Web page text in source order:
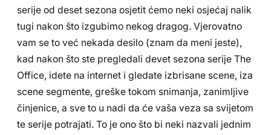
serije od deset sezona osjetit ćemo neki osjećaj nalik
tugi nakon što izgubimo nekog dragog. Vjerovatno
vam se to već nekada desilo (znam da meni jeste),
kad nakon što ste pregledali devet sezona serije The
Office, idete na internet i gledate izbrisane scene, iza
scene segmente, greške tokom snimanja, zanimljive
činjenice, a sve to u nadi da će vaša veza sa svijetom
te serije potrajati. To je ono što bi neki nazvali jednim